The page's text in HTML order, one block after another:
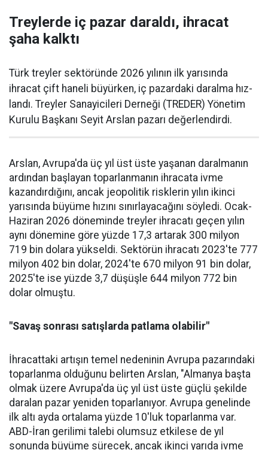
Treylerde iç pazar daraldı, ihracat
şaha kalktı
Türk treyler sektöründe 2026 yılının ilk yarısın­da
ihracat çift haneli bü­yürken, iç pazardaki daralma hız­
landı. Treyler Sanayicileri Der­neği (TREDER) Yönetim
Kurulu Başkanı Seyit Arslan pazarı değerlendirdi.
Arslan, Avrupa'da üç yıl üst üste yaşanan daralma­nın
ardından başlayan toparlan­manın ihracata ivme
kazandır­dığını, ancak jeopolitik riskle­rin yılın ikinci
yarısında büyüme hızını sınırlayacağını söyledi. Ocak-
Haziran 2026 döneminde treyler ihracatı geçen yılın
aynı dönemine göre yüzde 17,3 artarak 300 milyon
719 bin dolara yüksel­di. Sektörün ihracatı 2023'te 777
milyon 402 bin dolar, 2024'te 670 milyon 91 bin dolar,
2025'te ise yüzde 3,7 düşüşle 644 milyon 772 bin
dolar olmuştu.
"Savaş sonrası satışlarda patlama olabilir"
İhracattaki artışın temel nede­ninin Avrupa pazarındaki
topar­lanma olduğunu belirten Arslan, "Almanya başta
olmak üzere Av­rupa'da üç yıl üst üste güçlü şe­kilde
daralan pazar yeniden to­parlanıyor. Avrupa genelinde
ilk altı ayda ortalama yüzde 10'luk toparlanma var.
ABD-İran geri­limi talebi olumsuz etkilese de yıl
sonunda büyüme sürecek, ancak ikinci yarıda ivme